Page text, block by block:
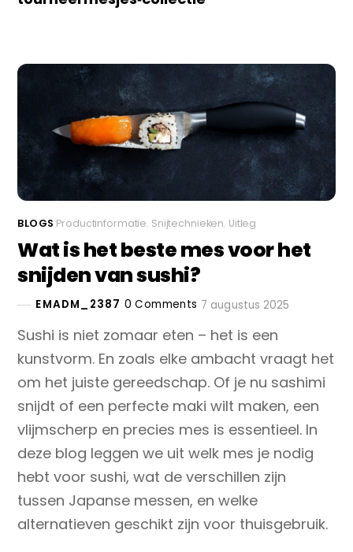
BLOGS Productinformatie Snijtechnieken Uitleg
Wat is het beste mes voor het
snijden van sushi?
EMADM_2387 0 Comments 7 augustus 2025
Sushi is niet zomaar eten – het is een
kunstvorm. En zoals elke ambacht vraagt het
om het juiste gereedschap. Of je nu sashimi
snijdt of een perfecte maki wilt maken, een
vlijmscherp en precies mes is essentieel. In
deze blog leggen we uit welk mes je nodig
hebt voor sushi, wat de verschillen zijn
tussen Japanse messen, en welke
alternatieven geschikt zijn voor thuisgebruik.